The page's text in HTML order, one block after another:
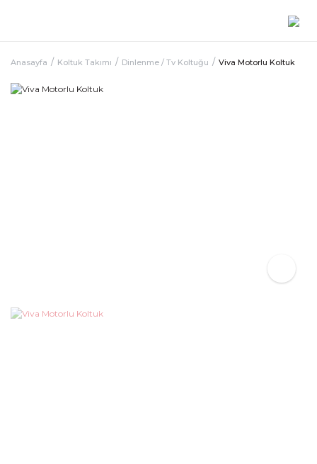
Anasayfa Koltuk Takımı Dinlenme / Tv Koltuğu Viva Motorlu Koltuk